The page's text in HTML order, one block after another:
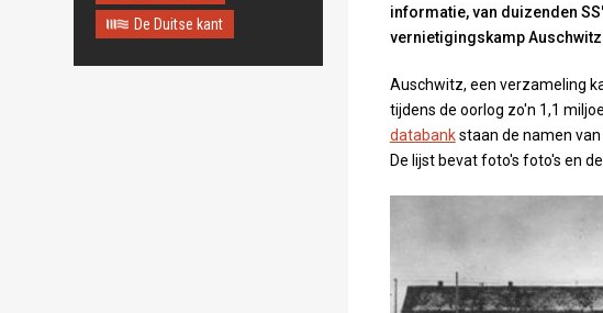
De Duitse kant
informatie, van duizenden
vernietigingskamp
Auschwitz, een verzameling
tijdens de oorlog zo'n 1,1
databankstaan de namen van
De lijst bevat foto's foto's en